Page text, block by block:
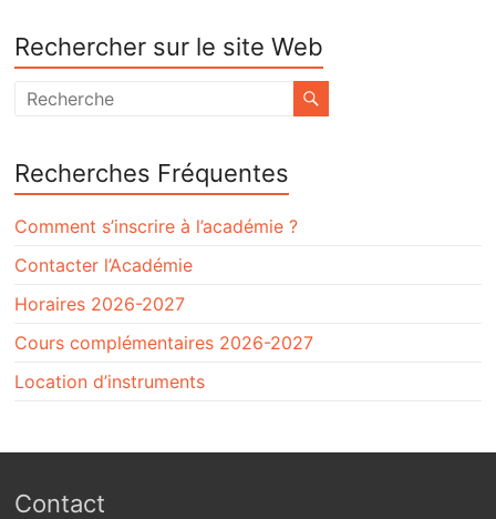
Rechercher sur le site Web
Recherches Fréquentes
Comment s’inscrire à l’académie ?
Contacter l’Académie
Horaires 2026-2027
Cours complémentaires 2026-2027
Location d’instruments
Contact